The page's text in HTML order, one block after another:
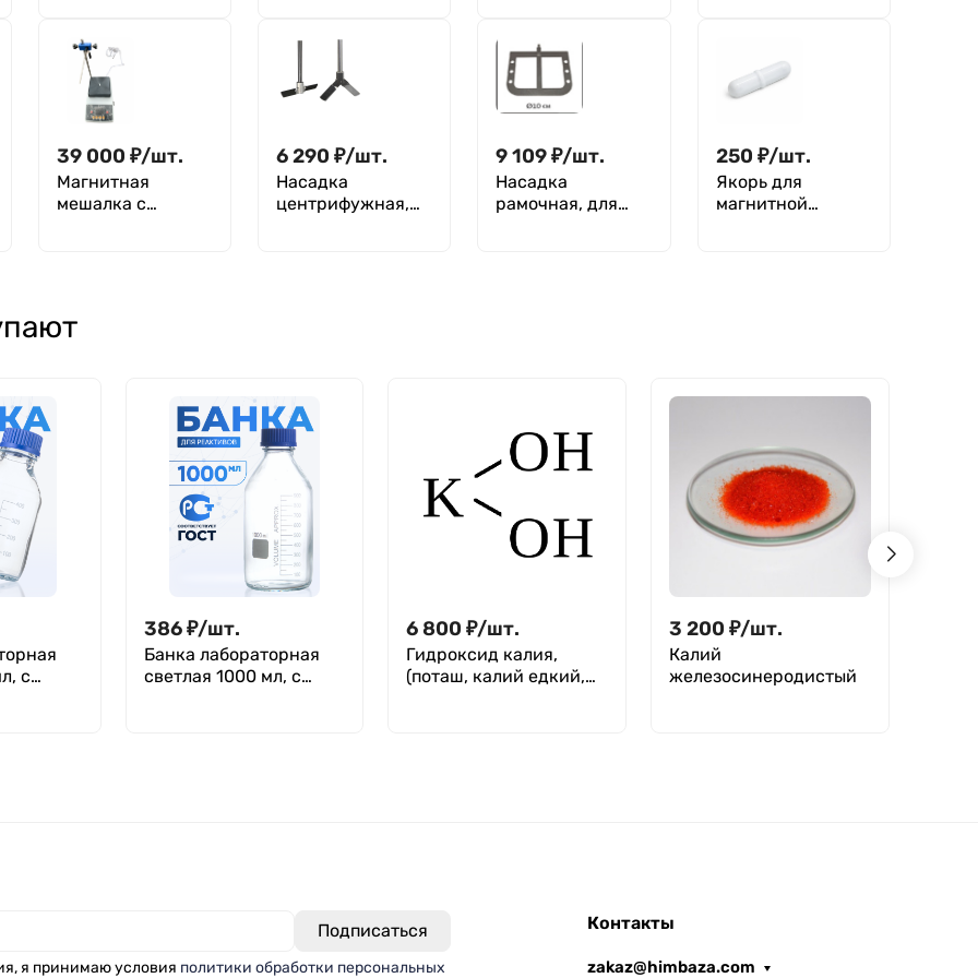
фторпласт,
овальная форма
50,5*7,5 мм из
ПТФЭ, Kartell
штатив, мешалка,
держатель)
39 000 ₽/шт.
Магнитная
мешалка с
ZNCL-BS
6 290 ₽/шт.
Насадка
центрифужная,
9 109₽/шт.
Насадка
рамочная, для
250 ₽/шт.
Якорь для
магнитной
с
386 ₽/шт.
Банка лабораторная
светлая 1000 мл, с
6 800 ₽/шт.
Гидроксид калия,
(поташ, калий едкий,
3 200 ₽/шт.
Калий
железосинеродистый
я принимаю условия политики обработки персональных
Контакты
zakaz@himbaza.com